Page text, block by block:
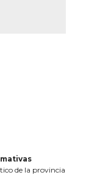
de la provincia